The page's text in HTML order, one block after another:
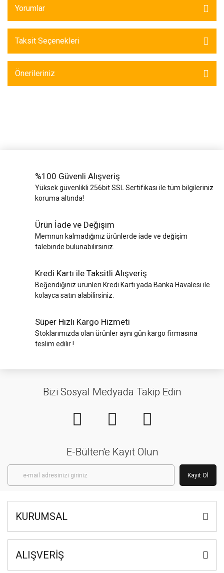
Yorumlar
Taksit Seçenekleri
Önerileriniz
%100 Güvenli Alışveriş
Yüksek güvenlikli 256bit SSL Sertifikası ile tüm bilgileriniz
koruma altında!
Ürün İade ve Değişim
Memnun kalmadığınız ürünlerde iade ve değişim
talebinde bulunabilirsiniz.
Kredi Kartı ile Taksitli Alışveriş
Beğendiğiniz ürünleri Kredi Kartı yada Banka Havalesi ile
kolayca satın alabilirsiniz.
Süper Hızlı Kargo Hizmeti
Stoklarımızda olan ürünler aynı gün kargo firmasına
teslim edilir !
Bizi Sosyal Medyada Takip Edin
E-Bülten'e Kayıt Olun
Kayıt Ol
KURUMSAL
ALIŞVERİŞ